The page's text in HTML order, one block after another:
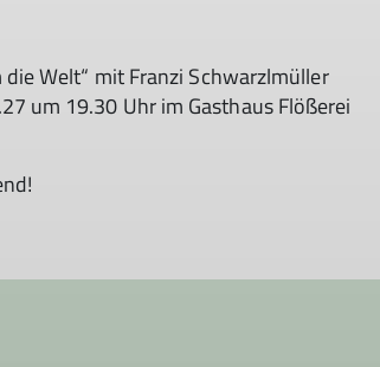
Welt“ mit Franzi Schwarzlmüller
um 19.30 Uhr im Gast­haus Flö­ße­rei